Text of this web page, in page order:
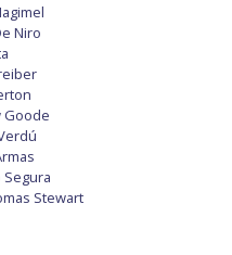
Niro
Goode
Segura
Stewart